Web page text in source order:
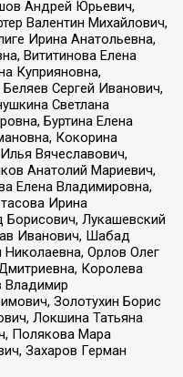
Андрей Юрьевич,
Валентин Михайлович,
Ирина Анатольевна,
Вититинова Елена
Куприяновна,
Сергей Иванович,
Светлана
Буртина Елена
Кокорина
Вячеславович,
Анатолий Мариевич,
Елена Владимировна,
Ирина
Борисович, Лукашевский
Иванович, Шабад
Орлов Олег
Королева
Владимир
Золотухин Борис
Локшина Татьяна
Полякова Мара
Захаров Герман